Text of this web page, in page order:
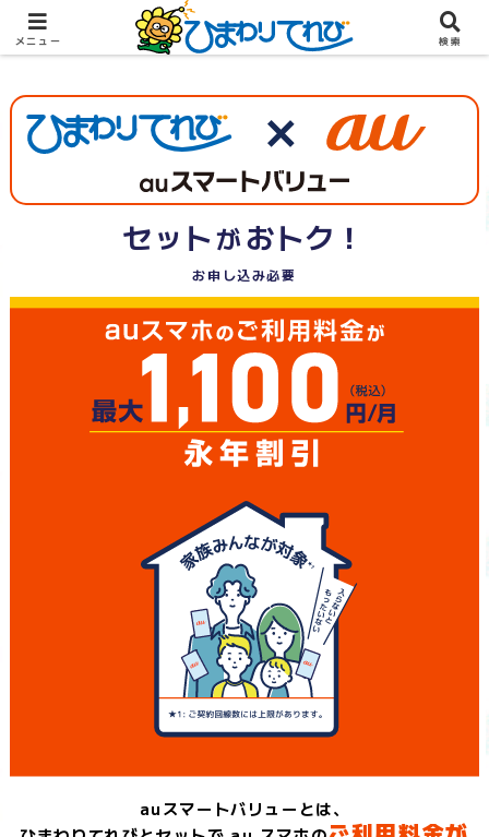
セットがおトク！
お申し込み必要
auスマートバリューとは、
メニュー 検索